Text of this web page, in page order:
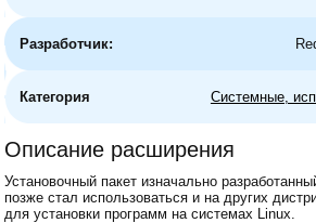
Разработчик:
Категория Системные,
Описание расширения
Установочный пакет изначально
позже стал использоваться и на других
для установки программ на системах Linux.